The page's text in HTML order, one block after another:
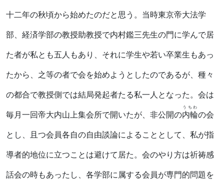
十二年の秋頃から始めたのだと思う。当時東京帝大法学
部、経済学部の教授助教授で内村鑑三先生の門に学んで居
た者が私とも五人もあり、それに学生や若い卒業生もあっ
たから、之等の者で会を始めようとしたのであるが、種々
の都合で教授側では結局発起者たる私一人となった。会は
毎月一回帝大内山上集会所で開いたが、非公開の内輪
うちわ
の会
とし、且つ会員各自の自由談論によることとして、私が指
導者的地位に立つことは避けて居た。会のやり方は祈祷感
話会の時もあったし、各学部に属する会員が専門的問題を